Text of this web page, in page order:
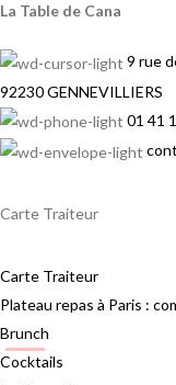
La Table de Cana
9 rue
92230 GENNEVILLIERS
01 41
Carte Traiteur
Carte Traiteur
Plateau repas à Paris :
Brunch
Cocktails